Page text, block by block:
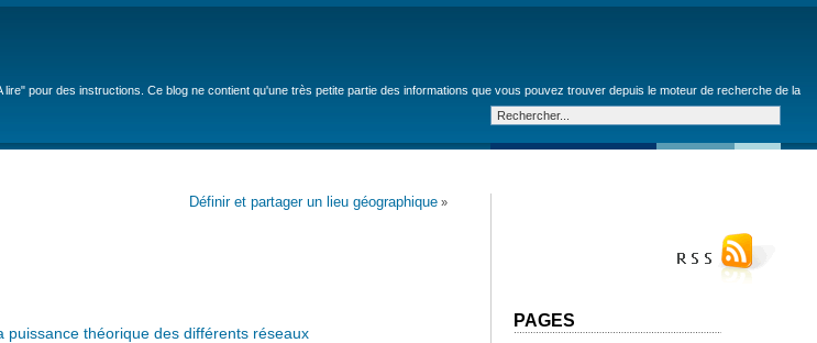
pour des instructions. Ce blog ne contient qu'une très petite partie des informations que vous pouvez trouver depuis le moteur de recherche de la
Définir et partager un lieu géographique»
théorique des différents réseaux
PAGES